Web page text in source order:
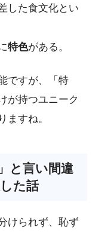
した食文化とい
特色がある。
ですが、「特
が持つユニーク
ますね。
と言い間違
た話
けられず、恥ず